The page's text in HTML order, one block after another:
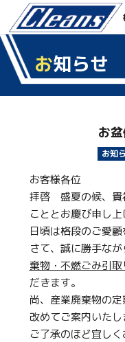
お知らせ
お
お知
お客様各位
拝啓 盛夏の候、貴
こととお慶び申し上
日頃は格段のご愛
さて、誠に勝手な
棄物・不燃ごみ引
だきます。
尚、産業廃棄物の
改めてご案内いたし
ご了承のほど宜しく